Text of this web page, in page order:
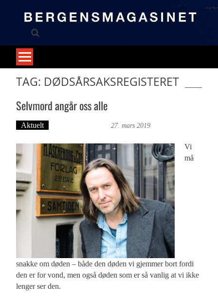
TAG: DØDSÅRSAKSREGISTERET
Selvmord angår oss alle
Aktuelt 27. mars 2019
Vi
må
snakke om døden – både den døden vi gjemmer bort fordi
den er for vond, men også døden som er så vanlig at vi ikke
lenger ser den.